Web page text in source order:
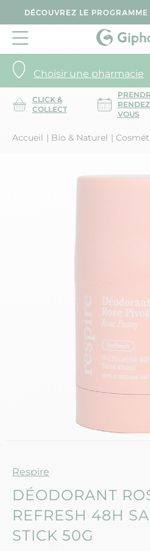
DÉCOUVREZ LE
Choisir une pharmacie
CLICK &
COLLECT
VOUS
Accueil Bio & Naturel
Marque
Respire
DÉODORANT
REFRESH 48H
STICK 50G